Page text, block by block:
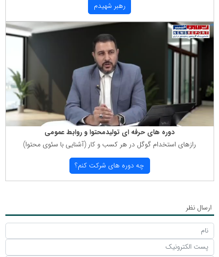
رهبر شهیدم
دوره های حرفه ای تولیدمحتوا و روابط عمومی
رازهای استخدام گوگل در هر كسب و كار (آشنایی با سئوی محتوا)
چه دوره های شركت كنم؟
ارسال نظر